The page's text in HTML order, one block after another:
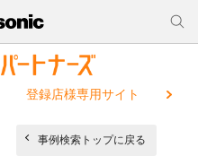
登録店様専用サイト
事例検索トップに戻る